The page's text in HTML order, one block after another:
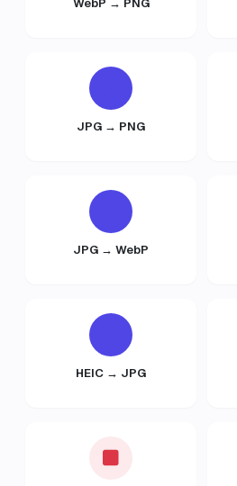
WebP → PNG
JPG → PNG
JPG → WebP
HEIC → JPG